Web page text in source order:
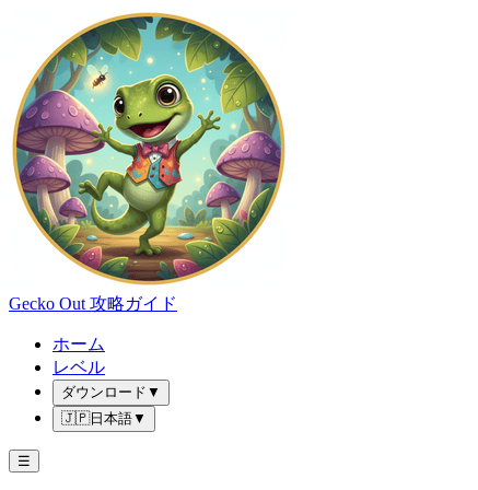
Gecko Out 攻略ガイド
ホーム
レベル
ダウンロード ▼
🇯🇵日本語▼
☰